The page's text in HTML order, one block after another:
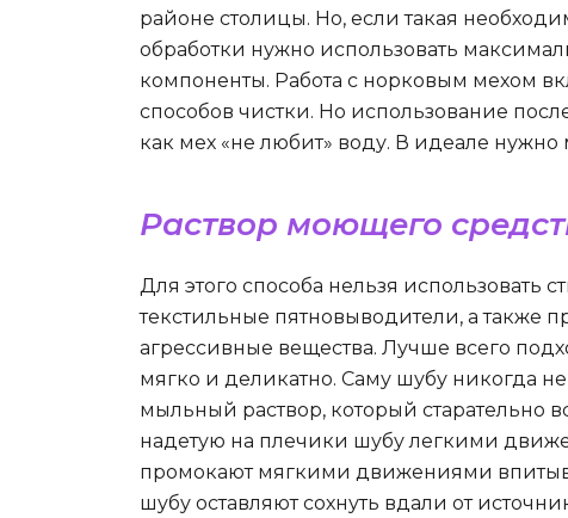
районе столицы. Но, если такая
обработки нужно использовать
компоненты. Работа с норковым мехом
способов чистки. Но использование
как мех «не любит» воду. В идеале нужно
Раствор моющего
Для этого способа нельзя использовать
текстильные пятновыводители, а также
агрессивные вещества. Лучше всего
мягко и деликатно. Саму шубу никогда
мыльный раствор, который старательно
надетую на плечики шубу легкими
промокают мягкими движениями
шубу оставляют сохнуть вдали от